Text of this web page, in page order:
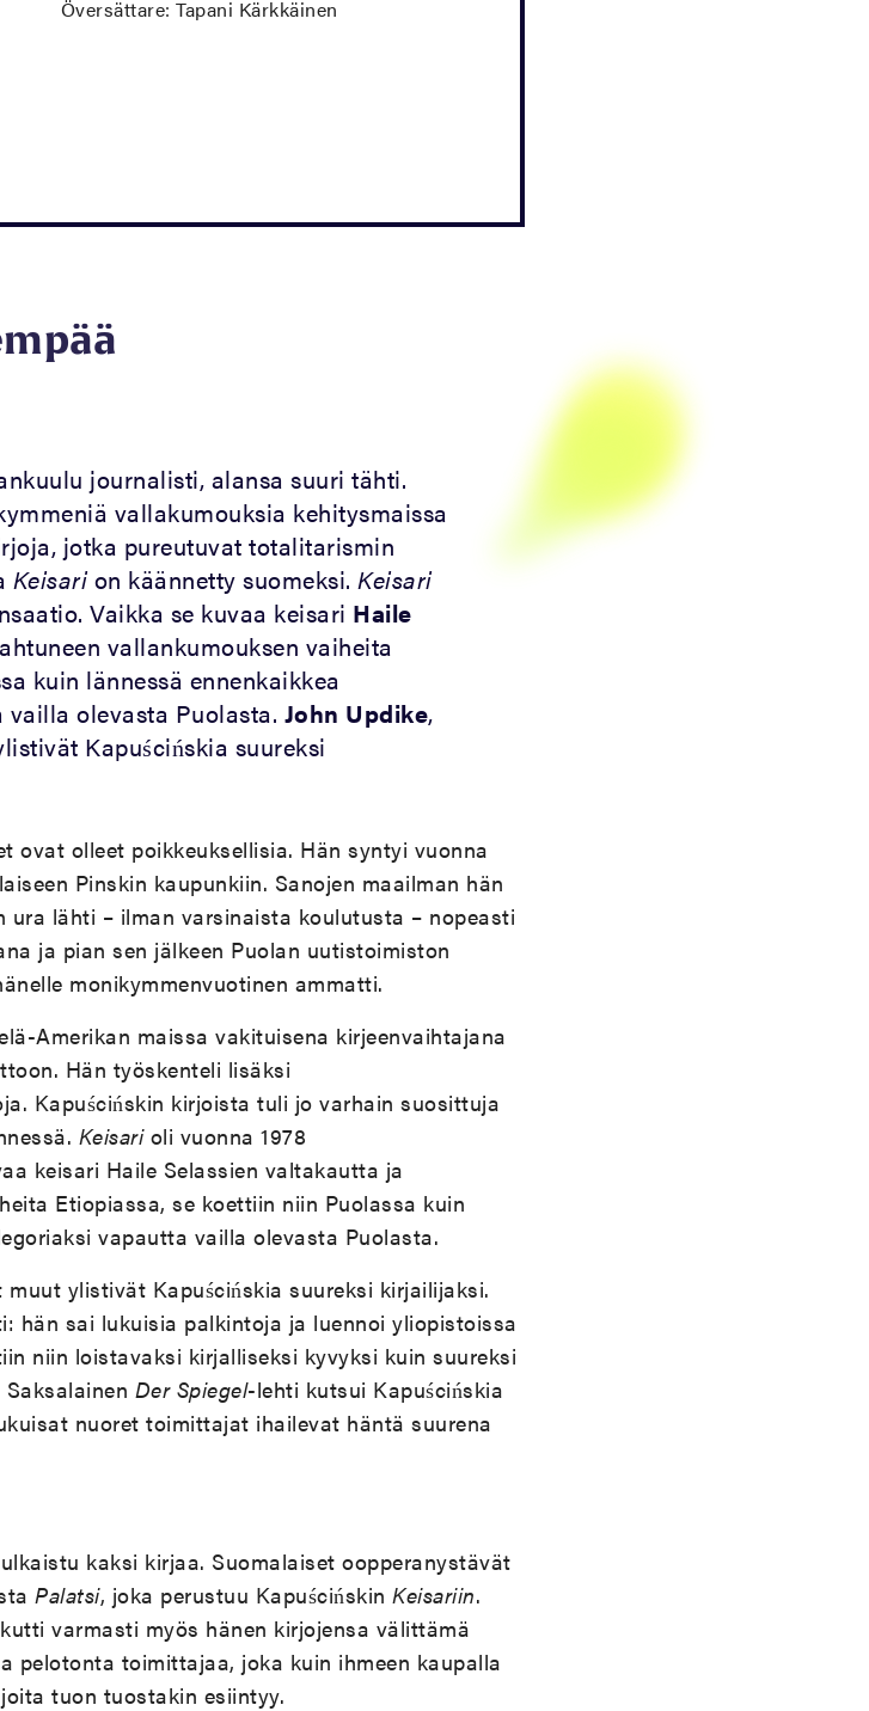
Översättare: Tapani Kärkkäinen
journalisti, alansa suuri tähti.
vallakumouksia kehitysmaissa
jotka pureutuvat totalitarismin
Keisarion käännetty suomeksi. Keisari
Vaikka se kuvaa keisari Haile
vallankumouksen vaiheita
kuin lännessä ennenkaikkea
olevasta Puolasta. John Updike,
Kapuścińskia suureksi
ovat olleet poikkeuksellisia. Hän syntyi vuonna
Pinskin kaupunkiin. Sanojen maailman hän
ura lähti – ilman varsinaista koulutusta – nopeasti
ja pian sen jälkeen Puolan uutistoimiston
monikymmenvuotinen ammatti.
Amerikan maissa vakituisena kirjeenvaihtajana
Hän työskenteli lisäksi
Kapuścińskin kirjoista tuli jo varhain suosittuja
Keisarioli vuonna 1978
keisari Haile Selassien valtakautta ja
Etiopiassa, se koettiin niin Puolassa kuin
vapautta vailla olevasta Puolasta.
ylistivät Kapuścińskia suureksi kirjailijaksi.
hän sai lukuisia palkintoja ja luennoi yliopistoissa
niin loistavaksi kirjalliseksi kyvyksi kuin suureksi
Der Spiegel-lehti kutsui Kapuścińskia
nuoret toimittajat ihailevat häntä suurena
kaksi kirjaa. Suomalaiset oopperanystävät
Palatsi, joka perustuu Kapuścińskin Keisariin.
varmasti myös hänen kirjojensa välittämä
pelotonta toimittajaa, joka kuin ihmeen kaupalla
tuon tuostakin esiintyy.